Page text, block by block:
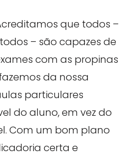
que todos –
– são capazes de
com as propinas
da nossa
particulares
do aluno, em vez do
Com um bom plano
certa e